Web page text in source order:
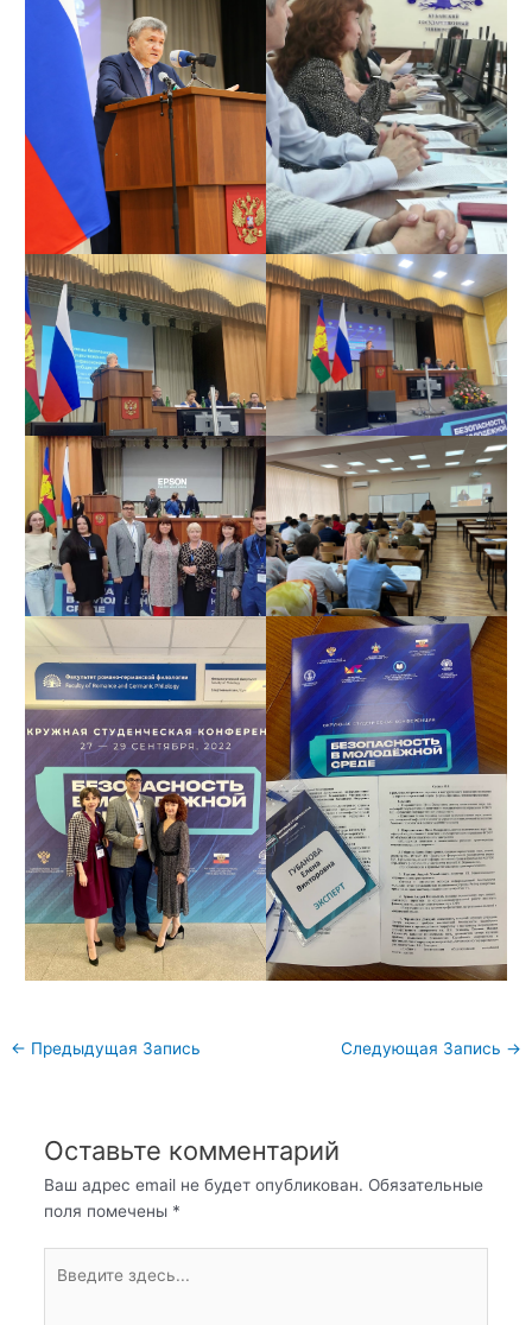
Навигация
← Предыдущая Запись Следующая Запись →
Оставьте комментарий
Ваш адрес email не будет опубликован. Обязательные
поля помечены *
здесь...